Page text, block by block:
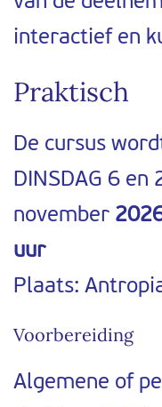
interactief en
Praktisch
De cursus
DINSDAG 6 en
november
uur
Plaats:
Voorbereiding
Algemene of